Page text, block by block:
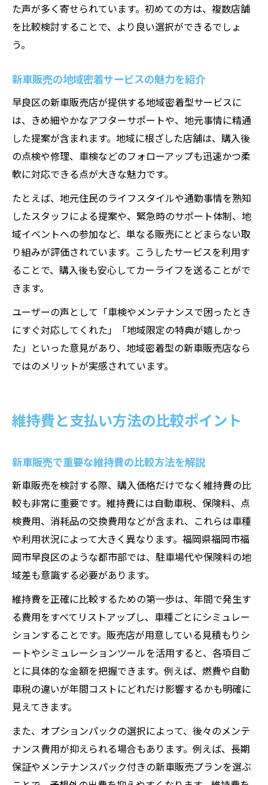
た声が多く寄せられています。初めての方は、複数店舗
を比較検討することで、より良い選択ができるでしょ
う。
新車販売の地域密着サービスの魅力を紹介
早良区の新車販売店が提供する地域密着型サービスに
は、きめ細やかなアフターサポートや、地元事情に精通
した提案が含まれます。地域に根ざした店舗は、購入後
の点検や修理、車検などのフォローアップも迅速かつ柔
軟に対応できる点が大きな魅力です。
たとえば、地元住民のライフスタイルや通勤事情を熟知
したスタッフによる提案や、緊急時のサポート体制、地
域イベントへの参加など、単なる販売にとどまらない取
り組みが評価されています。こうしたサービスを利用す
ることで、購入後も安心してカーライフを送ることがで
きます。
ユーザーの声として「車検やメンテナンスで困ったとき
にすぐ対応してくれた」「地域限定の特典が嬉しかっ
た」といった意見があり、地域密着型の新車販売店なら
ではのメリットが実感されています。
維持費と支払い方法の比較ポイント
新車販売で重要な維持費の比較方法を解説
新車販売を検討する際、購入価格だけでなく維持費の比
較も非常に重要です。維持費には自動車税、保険料、点
検費用、消耗品の交換費用などが含まれ、これらは車種
や利用状況によって大きく異なります。福岡県福岡市福
岡市早良区のような都市部では、駐車場代や保険料の地
域差も意識する必要があります。
維持費を正確に比較するための第一歩は、年間で発生す
る費用をすべてリストアップし、車種ごとにシミュレー
ションすることです。販売店が用意している見積もりシ
ートやシミュレーションツールを活用すると、各項目ご
とに具体的な金額を把握できます。例えば、燃費や自動
車税の違いが年間コストにどれだけ影響するかも明確に
見えてきます。
また、オプションパックの選択によって、後々のメンテ
ナンス費用が抑えられる場合もあります。例えば、長期
保証やメンテナンスパック付きの新車販売プランを選ぶ